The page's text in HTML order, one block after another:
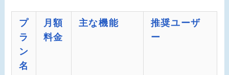
プ
ラ
ン
名
月額
料金
主な機能
推奨ユーザ
ー